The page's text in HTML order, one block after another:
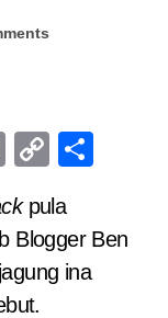
EmailCopy
pula
Blogger Ben
ina